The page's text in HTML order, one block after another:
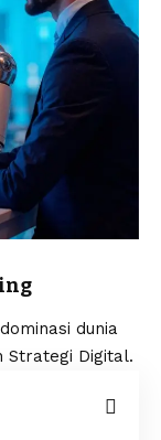
dunia
Strategi Digital.